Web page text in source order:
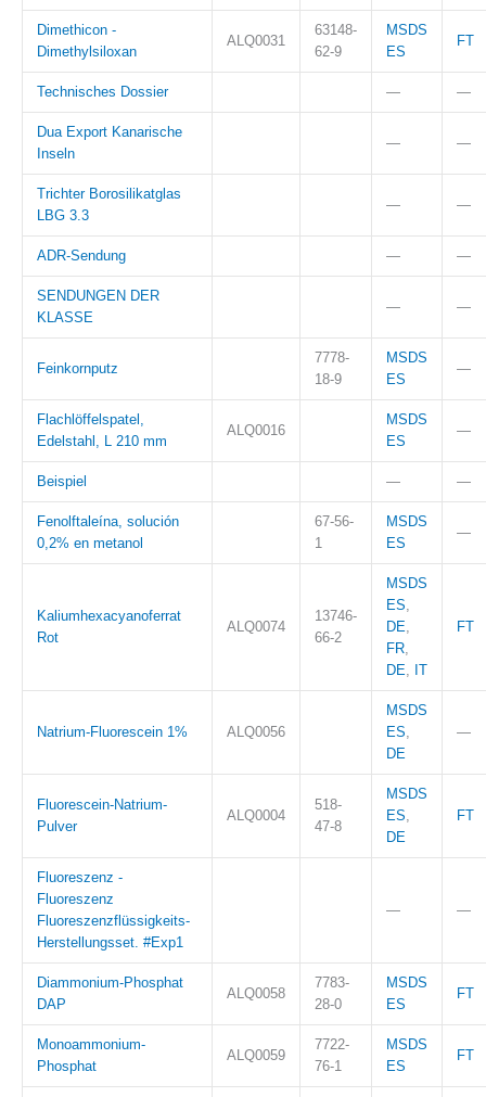
Dimethicon -
Dimethylsiloxan
ALQ0031
63148-
62-9
MSDS
ES
FT
Technisches Dossier — —
Dua Export Kanarische
Inseln
— —
Trichter Borosilikatglas
LBG 3.3
— —
ADR-Sendung — —
SENDUNGEN DER
KLASSE
— —
Feinkornputz
7778-
18-9
MSDS
ES
—
Flachlöffelspatel,
Edelstahl, L 210 mm
ALQ0016
MSDS
ES
—
Beispiel — —
Fenolftaleína, solución
0,2% en metanol
67-56-
1
MSDS
ES
—
Kaliumhexacyanoferrat
Rot
ALQ0074
13746-
66-2
MSDS
ES,
DE,
FR,
DE, IT
FT
Natrium-Fluorescein 1% ALQ0056
MSDS
ES,
DE
—
Fluorescein-Natrium-
Pulver
ALQ0004
518-
47-8
MSDS
ES,
DE
FT
Fluoreszenz -
Fluoreszenz
Fluoreszenzflüssigkeits-
Herstellungsset. #Exp1
— —
Diammonium-Phosphat
DAP
ALQ0058
7783-
28-0
MSDS
ES
FT
Monoammonium-
Phosphat
ALQ0059
7722-
76-1
MSDS
ES
FT